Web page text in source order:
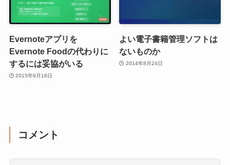
Evernoteアプリを
Evernote Foodの代わりに
するには妥協がいる
2015年9月18日
よい電子書籍管理ソフトは
ないものか
2014年8月24日
コメント